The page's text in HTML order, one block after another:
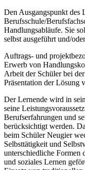
Den Ausgangspunkt des
Berufsschule/
Handlungsabläufe. Sie
selbst ausgeführt und/
Auftrags- und
Erwerb von
Arbeit der Schüler bei
Präsentation der Lösung
Der Lernende wird in
seine
Berufserfahrungen und
berücksichtigt werden.
beim Schüler Neugier
Selbsttätigkeit und
unterschiedliche
und soziales Lernen